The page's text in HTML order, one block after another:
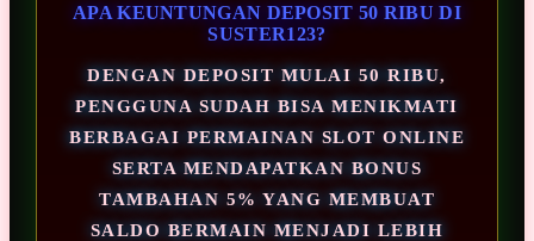
APA KEUNTUNGAN DEPOSIT 50 RIBU DI
SUSTER123?
DENGAN DEPOSIT MULAI 50 RIBU,
PENGGUNA SUDAH BISA MENIKMATI
BERBAGAI PERMAINAN SLOT ONLINE
SERTA MENDAPATKAN BONUS
TAMBAHAN 5% YANG MEMBUAT
SALDO BERMAIN MENJADI LEBIH